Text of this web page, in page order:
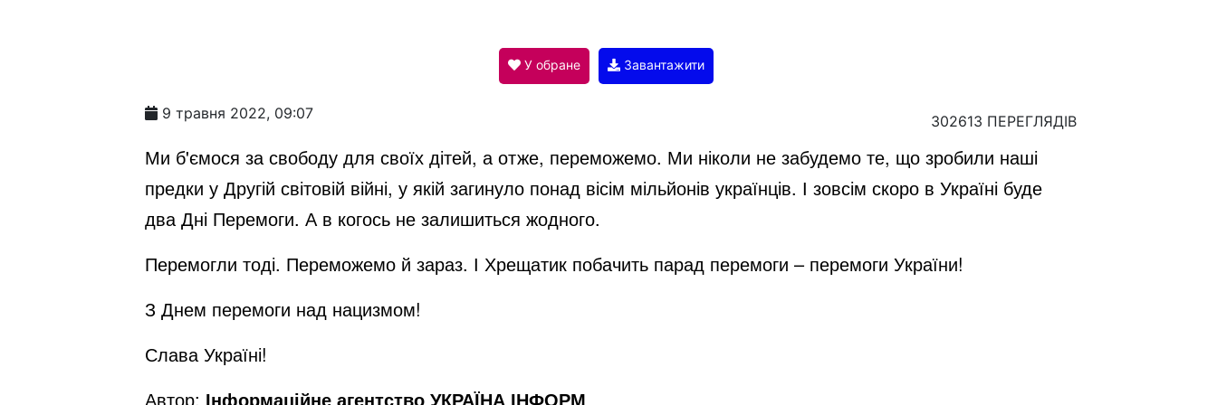
V
d
e
У обране Завантажити
9 травня 2022, 09:07 302613 ПЕРЕГЛЯДІВ
Ми б'ємося за свободу для своїх дітей, а отже, переможемо. Ми ніколи не забудемо те, що зробили наші
предки у Другій світовій війні, у якій загинуло понад вісім мільйонів українців. І зовсім скоро в Україні буде
два Дні Перемоги. А в когось не залишиться жодного.
Перемогли тоді. Переможемо й зараз. І Хрещатик побачить парад перемоги – перемоги України!
З Днем перемоги над нацизмом!
Слава Україні!
Автор: Інформаційне агентство УКРАЇНА ІНФОРМ